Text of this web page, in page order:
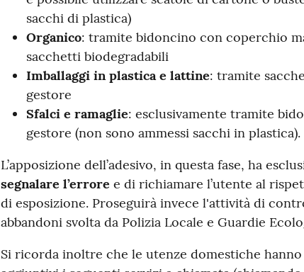
sacchi di plastica)
Organico: tramite bidoncino con coperchio
sacchetti biodegradabili
Imballaggi in plastica e lattine: tramite
gestore
Sfalci e ramaglie: esclusivamente tramite
gestore (non sono ammessi sacchi in plastica).
L’apposizione dell’adesivo, in questa fase, ha
segnalare l’errore e di richiamare l’utente al
di esposizione. Proseguirà invece l'attività di
abbandoni svolta da Polizia Locale e Guardie
Si ricorda inoltre che le utenze domestiche